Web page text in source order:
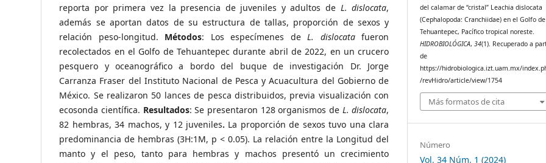
reporta por primera vez la presencia de juveniles y adultos de L. dislocata,
además se aportan datos de su estructura de tallas, proporción de sexos y
relación peso-longitud. Métodos: Los especímenes deL. dislocatafueron
recolectados en el Golfo de Tehuantepec durante abril de 2022, en un crucero
pesquero y oceanográfico a bordo del buque de investigación Dr. Jorge
Carranza Fraser del Instituto Nacional de Pesca y Acuacultura del Gobierno de
México. Se realizaron 50 lances de pesca distribuidos, previa visualización con
ecosonda científica. Resultados: Se presentaron 128 organismos de L. dislocata,
82 hembras, 34 machos, y 12 juveniles. La proporción de sexos tuvo una clara
predominancia de hembras (3H:1M, p < 0.05). La relación entre la Longitud del
manto y el peso, tanto para hembras y machos presentó un crecimiento
del calamar de “cristal” Leachia dislocata
(Cephalopoda: Cranchiidae) en el Golfo de
Tehuantepec, Pacífico tropical noreste.
HIDROBIOLÓGICA,34(1). Recuperado a
de
https://hidrobiologica.izt.uam.mx/
/revHidro/article/view/1754
Más formatos de cita
Número
Vol. 34 Núm. 1 (2024)